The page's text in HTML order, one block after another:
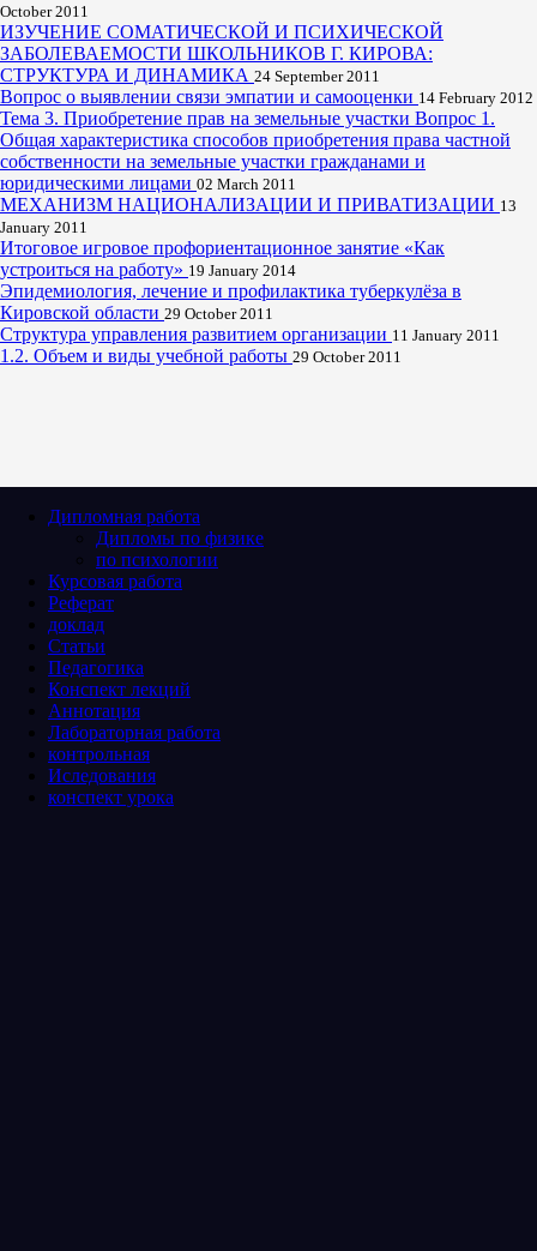
October 2011
ИЗУЧЕНИЕ СОМАТИЧЕСКОЙ И ПСИХИЧЕСКОЙ
ЗАБОЛЕВАЕМОСТИ ШКОЛЬНИКОВ Г. КИРОВА:
СТРУКТУРА И ДИНАМИКА 24 September 2011
Вопрос о выявлении связи эмпатии и самооценки 14 February 2012
Тема 3. Приобретение прав на земельные участки Вопрос 1.
Общая характеристика способов приобретения права частной
собственности на земельные участки гражданами и
юридическими лицами 02 March 2011
МЕХАНИЗМ НАЦИОНАЛИЗАЦИИ И ПРИВАТИЗАЦИИ 13
January 2011
Итоговое игровое профориентационное занятие «Как
устроиться на работу» 19 January 2014
Эпидемиология, лечение и профилактика туберкулёза в
Кировской области 29 October 2011
Структура управления развитием организации 11 January 2011
1.2. Объем и виды учебной работы 29 October 2011
Дипломная работа
Дипломы по физике
по психологии
Курсовая работа
Реферат
доклад
Статьи
Педагогика
Конспект лекций
Аннотация
Лабораторная работа
контрольная
Иследования
конспект урока